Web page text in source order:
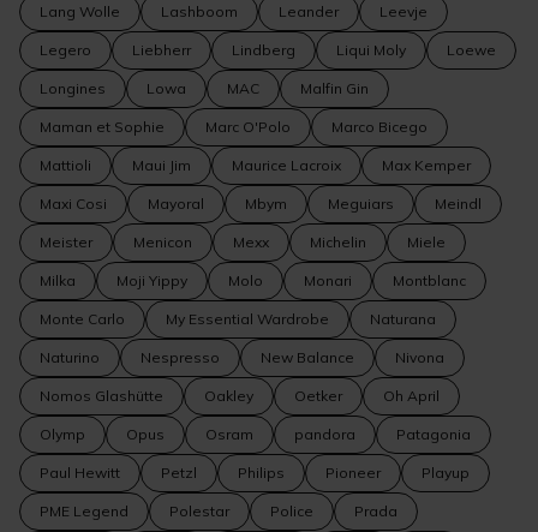
Lang Wolle Lashboom Leander Leevje
Legero Liebherr Lindberg Liqui Moly Loewe
Longines Lowa MAC Malfin Gin
Maman et Sophie Marc O'Polo Marco Bicego
Mattioli Maui Jim Maurice Lacroix Max Kemper
Maxi Cosi Mayoral Mbym Meguiars Meindl
Meister Menicon Mexx Michelin Miele
Milka Moji Yippy Molo Monari Montblanc
Monte Carlo My Essential Wardrobe Naturana
Naturino Nespresso New Balance Nivona
Nomos Glashütte Oakley Oetker Oh April
Olymp Opus Osram pandora Patagonia
Paul Hewitt Petzl Philips Pioneer Playup
PME Legend Polestar Police Prada